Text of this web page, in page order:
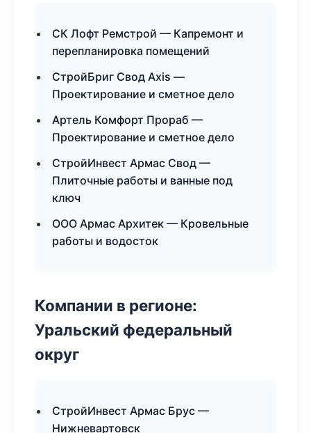
СК Лофт Ремстрой — Капремонт и
перепланировка помещений
СтройБриг Свод Axis —
Проектирование и сметное дело
Артель Комфорт Прораб —
Проектирование и сметное дело
СтройИнвест Армас Свод —
Плиточные работы и ванные под
ключ
ООО Армас Архитек — Кровельные
работы и водосток
Компании в регионе:
Уральский федеральный
округ
СтройИнвест Армас Брус —
Нижневартовск